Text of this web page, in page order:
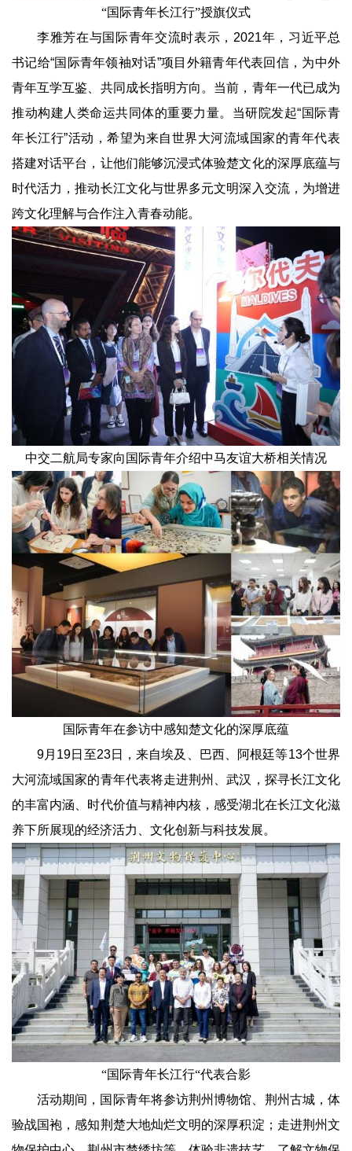
“国际青年长江行”授旗仪式
李雅芳在与国际青年交流时表示，2021年，习近平总
书记给“国际青年领袖对话”项目外籍青年代表回信，为中外
青年互学互鉴、共同成长指明方向。当前，青年一代已成为
推动构建人类命运共同体的重要力量。当研院发起“国际青
年长江行”活动，希望为来自世界大河流域国家的青年代表
搭建对话平台，让他们能够沉浸式体验楚文化的深厚底蕴与
时代活力，推动长江文化与世界多元文明深入交流，为增进
跨文化理解与合作注入青春动能。
中交二航局专家向国际青年介绍中马友谊大桥相关情况
国际青年在参访中感知楚文化的深厚底蕴
9月19日至23日，来自埃及、巴西、阿根廷等13个世界
大河流域国家的青年代表将走进荆州、武汉，探寻长江文化
的丰富内涵、时代价值与精神内核，感受湖北在长江文化滋
养下所展现的经济活力、文化创新与科技发展。
“国际青年长江行“代表合影
活动期间，国际青年将参访荆州博物馆、荆州古城，体
验战国袍，感知荆楚大地灿烂文明的深厚积淀；走进荆州文